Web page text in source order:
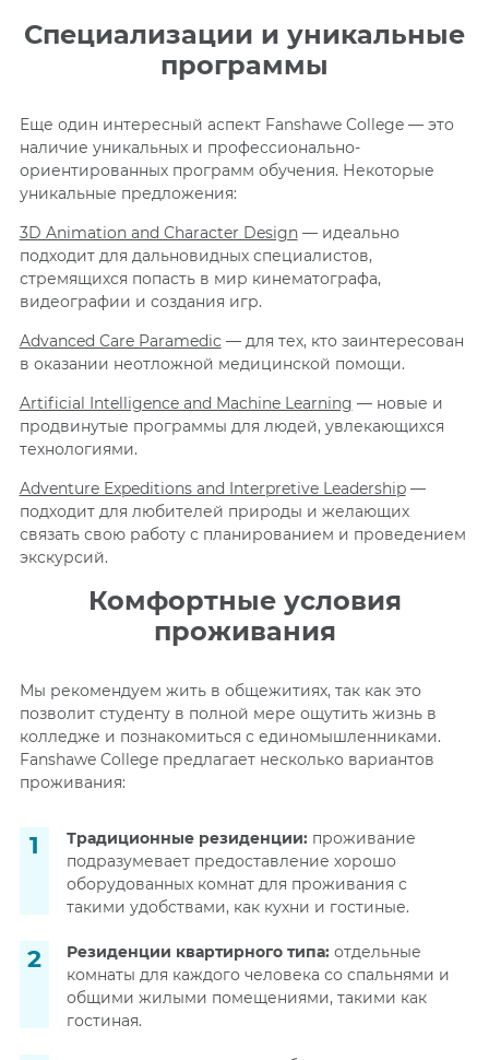
Специализации и уникальные
программы
Еще один интересный аспект Fanshawe College — это
наличие уникальных и профессионально-
ориентированных программ обучения. Некоторые
уникальные предложения:
3D Animation and Character Design— идеально
подходит для дальновидных специалистов,
стремящихся попасть в мир кинематографа,
видеографии и создания игр.
Advanced Care Paramedic —для тех, кто заинтересован
в оказании неотложной медицинской помощи.
Artificial Intelligence and Machine Learning —новые и
продвинутые программы для людей, увлекающихся
технологиями.
Adventure Expeditions and Interpretive Leadership—
подходит для любителей природы и желающих
связать свою работу с планированием и проведением
экскурсий.
Комфортные условия
проживания
Мы рекомендуем жить в общежитиях, так как это
позволит студенту в полной мере ощутить жизнь в
колледже и познакомиться с единомышленниками.
Fanshawe College предлагает несколько вариантов
проживания:
Традиционные резиденции:проживание
подразумевает предоставление хорошо
оборудованных комнат для проживания с
такими удобствами, как кухни и гостиные.
Резиденции квартирного типа:отдельные
комнаты для каждого человека со спальнями и
общими жилыми помещениями, такими как
гостиная.